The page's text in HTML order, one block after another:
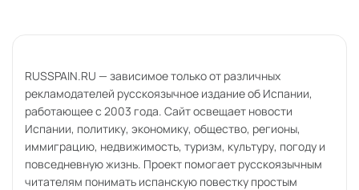
RUSSPAIN.RU — зависимое только от различных
рекламодателей русскоязычное издание об Испании,
работающее с 2003 года. Сайт освещает новости
Испании, политику, экономику, общество, регионы,
иммиграцию, недвижимость, туризм, культуру, погоду и
повседневную жизнь. Проект помогает русскоязычным
читателям понимать испанскую повестку простым